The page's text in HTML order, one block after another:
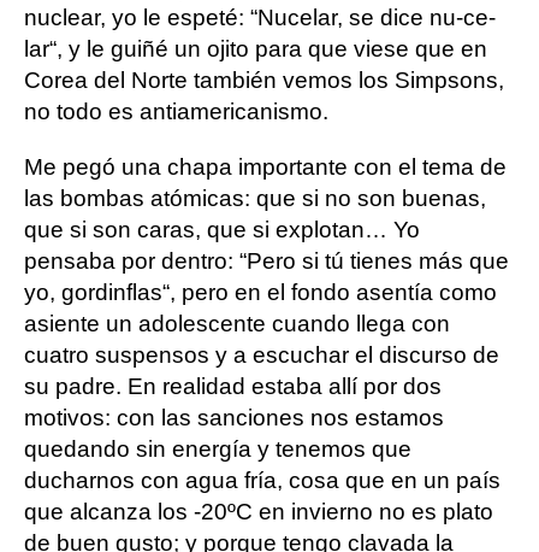
nuclear, yo le espeté: “Nucelar, se dice nu-ce-
lar“, y le guiñé un ojito para que viese que en
Corea del Norte también vemos los Simpsons,
no todo es antiamericanismo.
Me pegó una chapa importante con el tema de
las bombas atómicas: que si no son buenas,
que si son caras, que si explotan… Yo
pensaba por dentro: “Pero si tú tienes más que
yo, gordinflas“, pero en el fondo asentía como
asiente un adolescente cuando llega con
cuatro suspensos y a escuchar el discurso de
su padre. En realidad estaba allí por dos
motivos: con las sanciones nos estamos
quedando sin energía y tenemos que
ducharnos con agua fría, cosa que en un país
que alcanza los -20ºC en invierno no es plato
de buen gusto; y porque tengo clavada la